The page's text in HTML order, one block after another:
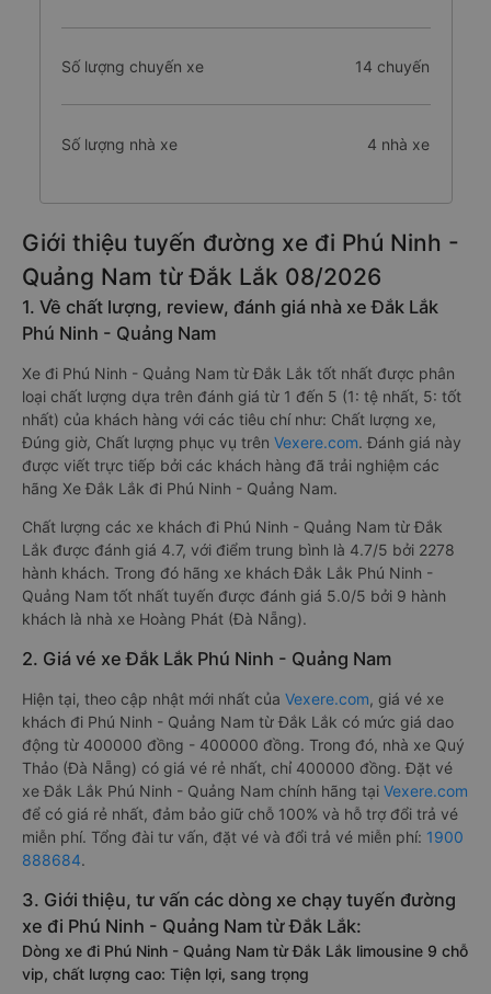
Số lượng chuyến xe 14 chuyến
Số lượng nhà xe 4 nhà xe
Giới thiệu tuyến đường xe đi Phú Ninh -
Quảng Nam từ Đắk Lắk 08/2026
1. Về chất lượng, review, đánh giá nhà xe Đắk Lắk
Phú Ninh - Quảng Nam
Xe đi Phú Ninh - Quảng Nam từ Đắk Lắk tốt nhất được phân
loại chất lượng dựa trên đánh giá từ 1 đến 5 (1: tệ nhất, 5: tốt
nhất) của khách hàng với các tiêu chí như: Chất lượng xe,
Đúng giờ, Chất lượng phục vụ trên Vexere.com. Đánh giá này
được viết trực tiếp bởi các khách hàng đã trải nghiệm các
hãng Xe Đắk Lắk đi Phú Ninh - Quảng Nam.
Chất lượng các xe khách đi Phú Ninh - Quảng Nam từ Đắk
Lắk được đánh giá 4.7, với điểm trung bình là 4.7/5 bởi 2278
hành khách. Trong đó hãng xe khách Đắk Lắk Phú Ninh -
Quảng Nam tốt nhất tuyến được đánh giá 5.0/5 bởi 9 hành
khách là nhà xe Hoàng Phát (Đà Nẵng).
2. Giá vé xe Đắk Lắk Phú Ninh - Quảng Nam
Hiện tại, theo cập nhật mới nhất của Vexere.com, giá vé xe
khách đi Phú Ninh - Quảng Nam từ Đắk Lắk có mức giá dao
động từ 400000 đồng - 400000 đồng. Trong đó, nhà xe Quý
Thảo (Đà Nẵng) có giá vé rẻ nhất, chỉ 400000 đồng. Đặt vé
xe Đắk Lắk Phú Ninh - Quảng Nam chính hãng tại Vexere.com
để có giá rẻ nhất, đảm bảo giữ chỗ 100% và hỗ trợ đổi trả vé
miễn phí. Tổng đài tư vấn, đặt vé và đổi trả vé miễn phí: 1900
888684.
3. Giới thiệu, tư vấn các dòng xe chạy tuyến đường
xe đi Phú Ninh - Quảng Nam từ Đắk Lắk:
Dòng xe đi Phú Ninh - Quảng Nam từ Đắk Lắk limousine 9 chỗ
vip, chất lượng cao: Tiện lợi, sang trọng